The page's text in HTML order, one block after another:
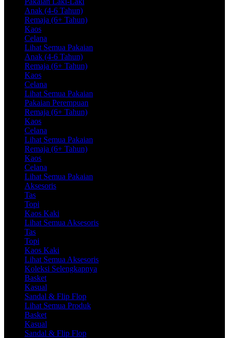
Anak (4-6 Tahun)
Remaja (6+ Tahun)
Kaos
Celana
Lihat Semua Pakaian
Anak (4-6 Tahun)
Remaja (6+ Tahun)
Kaos
Celana
Lihat Semua Pakaian
Pakaian Perempuan
Remaja (6+ Tahun)
Kaos
Celana
Lihat Semua Pakaian
Remaja (6+ Tahun)
Kaos
Celana
Lihat Semua Pakaian
Aksesoris
Tas
Topi
Kaos Kaki
Lihat Semua Aksesoris
Tas
Topi
Kaos Kaki
Lihat Semua Aksesoris
Koleksi Selengkapnya
Basket
Kasual
Sandal & Flip Flop
Lihat Semua Produk
Basket
Kasual
Sandal & Flip Flop